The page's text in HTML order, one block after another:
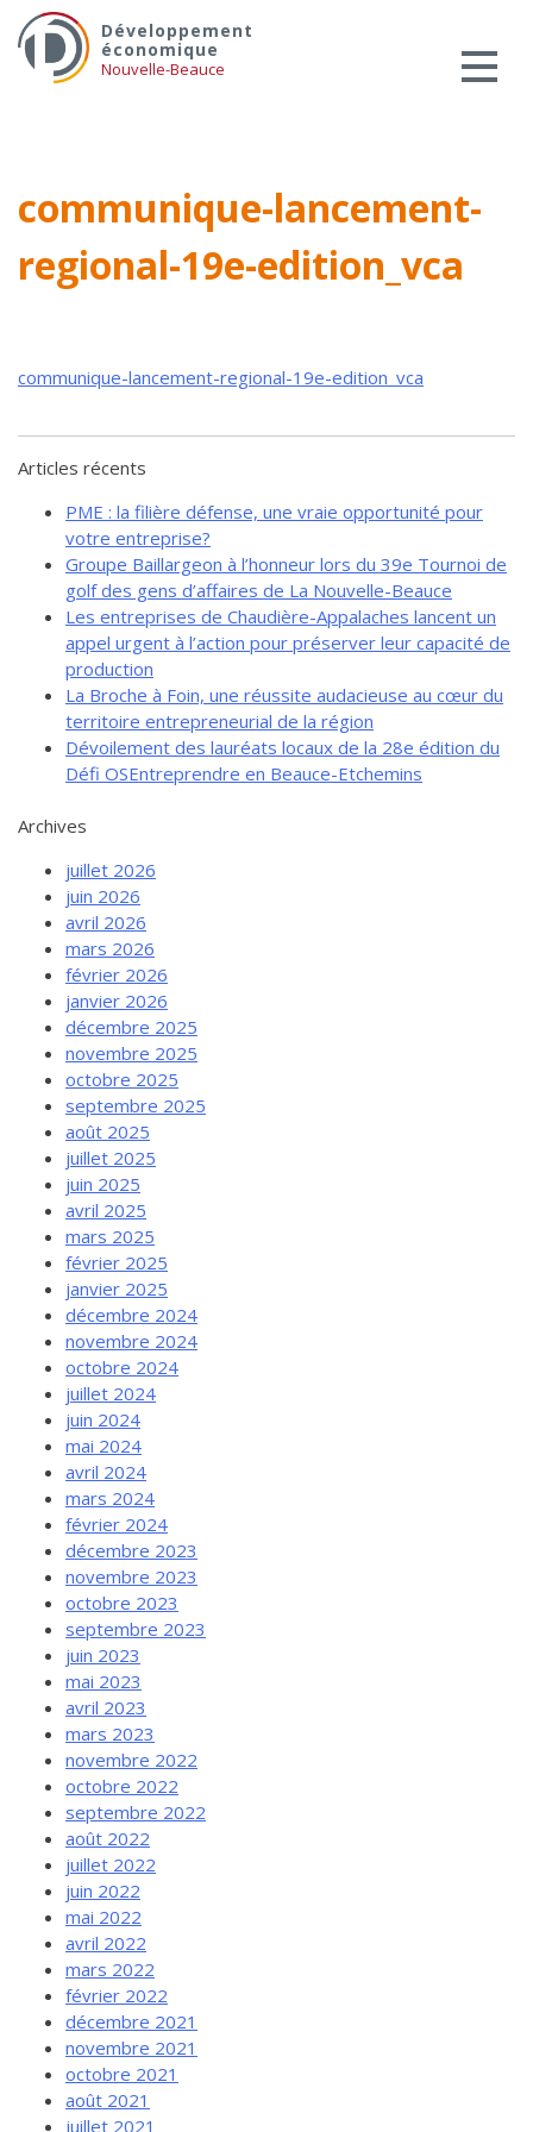
Services aux entreprises
Services-conseils – démarrage
Services-conseils – croissance
Services-conseils – relève
Zones et parcs industriels
Fonds locaux d’investissement et
Futurpreneur
Toile entrepreneuriale Nouvelle-
Beauce
Événements et formations
Documentation
content
Développement
économique
Nouvelle-Beauce
communique-lancement-
regional-19e-edition_vca
communique-lancement-regional-19e-edition_vca
Articles récents
PME : la filière défense, une vraie opportunité pour
votre entreprise?
Groupe Baillargeon à l’honneur lors du 39e Tournoi de
golf des gens d’affaires de La Nouvelle-Beauce
Les entreprises de Chaudière-Appalaches lancent un
appel urgent à l’action pour préserver leur capacité de
production
La Broche à Foin, une réussite audacieuse au cœur du
territoire entrepreneurial de la région
Dévoilement des lauréats locaux de la 28e édition du
Défi OSEntreprendre en Beauce-Etchemins
Archives
juillet 2026
juin 2026
avril 2026
mars 2026
février 2026
janvier 2026
décembre 2025
novembre 2025
octobre 2025
septembre 2025
août 2025
juillet 2025
juin 2025
avril 2025
mars 2025
février 2025
janvier 2025
décembre 2024
novembre 2024
octobre 2024
juillet 2024
juin 2024
mai 2024
avril 2024
mars 2024
février 2024
décembre 2023
novembre 2023
octobre 2023
septembre 2023
juin 2023
mai 2023
avril 2023
mars 2023
novembre 2022
octobre 2022
septembre 2022
août 2022
juillet 2022
juin 2022
mai 2022
avril 2022
mars 2022
février 2022
décembre 2021
novembre 2021
octobre 2021
août 2021
juillet 2021